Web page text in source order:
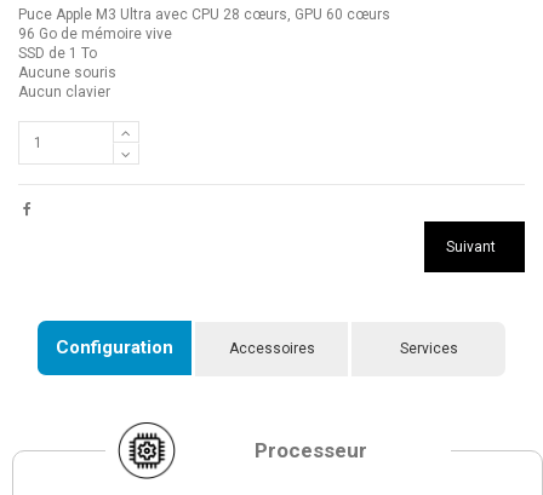
Puce Apple M3 Ultra avec CPU 28 cœurs, GPU 60 cœurs
96 Go de mémoire vive
SSD de 1 To
Aucune souris
Aucun clavier
Suivant
Configuration Accessoires Services
Processeur